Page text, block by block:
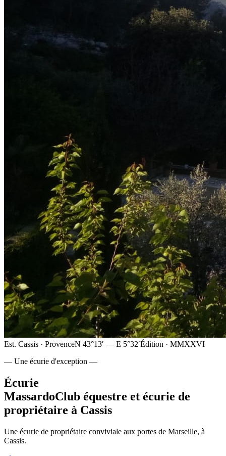
Est. Cassis · ProvenceN 43°13′ — E 5°32′Édition · MMXXVI
— Une écurie d'exception —
Écurie
MassardoClub équestre et écurie de
propriétaire à Cassis
Une écurie de propriétaire conviviale aux portes de Marseille, à
Cassis.